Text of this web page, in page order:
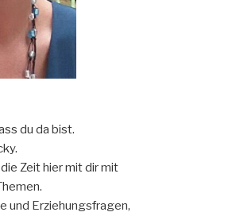
du da bist.
Zeit hier mit dir mit
und Erziehungsfragen,